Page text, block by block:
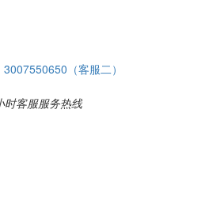
3007550650（客服二）
时客服服务热线